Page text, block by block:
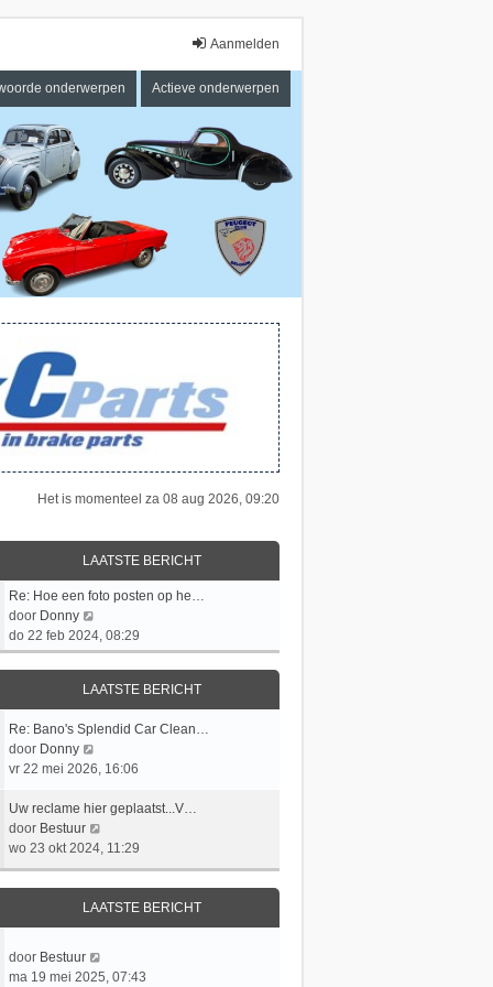
Aanmelden
onderwerpen Actieve onderwerpen
Het is momenteel za 08 aug 2026, 09:20
LAATSTE BERICHT
L
a
a
t
s
e
b
e
r
c
h
t
Re: Hoe een foto posten op he…
door Donny
e
k
i
j
k
l
a
s
t
e
b
e
r
i
c
h
do 22 feb 2024, 08:29
LAATSTE BERICHT
L
a
a
s
t
e
b
e
i
h
Re: Bano's Splendid Car Clean…
door Donny
e
i
j
k
l
a
a
t
t
vr 22 mei 2026, 16:06
L
a
a
t
s
e
e
Uw reclame hier geplaatst...V…
door Bestuur
e
k
i
j
k
wo 23 okt 2024, 11:29
LAATSTE BERICHT
L
a
door Bestuur
e
ma 19 mei 2025, 07:43